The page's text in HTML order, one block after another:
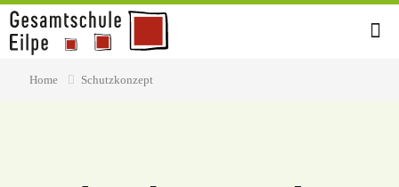
Home Schutzkonzept